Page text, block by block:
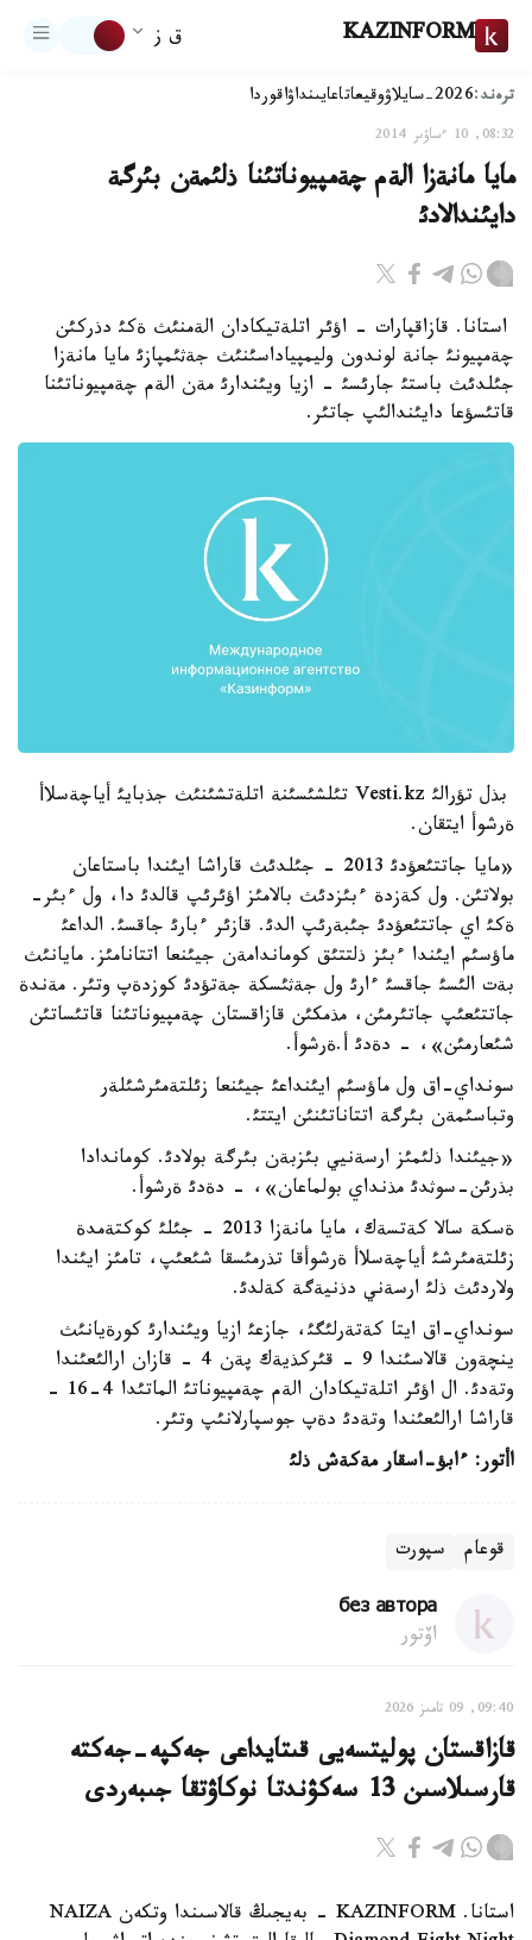
KAZINFORM ق ز
ترەند:2026-سايلاۋ وقيعاتاعايىنداۋاقوردا
08:32, 10 ءساۋىر 2014
مايا مانةزا الةم چةمپيوناتئنا ذلئمةن بئرگة
دايئندالادئ
استانا. قازاقپارات - اؤئر اتلةتيكادان الةمنئث ةكئ دذركئن
چةمپيونئ جانة لوندون وليمپياداسئنئث جةثئمپازئ مايا مانةزا
جئلدئث باستئ جارئسئ - ازيا ويئندارئ مةن الةم چةمپيوناتئنا
قاتئسؤعا دايئندالئپ جاتئر.
بذل تؤرالئ Vesti.kz تئلشئسئنة اتلةتشئنئث جذبايئ أياچةسلاأ
ةرشوأ ايتقان.
«مايا جاتتئعؤدئ 2013 - جئلدئث قاراشا ايئندا باستاعان
بولاتئن. ول كةزدة ءبئزدئث بالامئز اؤئرئپ قالدئ دا، ول ءبئر-
ةكئ اي جاتتئعؤدئ جئبةرئپ الدئ. قازئر ءبارئ جاقسئ. الداعئ
ماؤسئم ايئندا ءبئز ذلتتئق كوماندامةن جيئنعا اتتانامئز. مايانئث
بةت الئسئ جاقسئ ءارئ ول جةثئسكة جةتؤدئ كوزدةپ وتئر. مةندة
جاتتئعئپ جاتئرمئن، مذمكئن قازاقستان چةمپيوناتئنا قاتئساتئن
شئعارمئن»، - دةدئ أ.ةرشوأ.
سونداي-اق ول ماؤسئم ايئنداعئ جيئنعا زئلتةمئرشئلةر
وتباسئمةن بئرگة اتتاناتئنئن ايتتئ.
«جيئندا ذلئمئز ارسةنيي بئزبةن بئرگة بولادئ. كوماندادا
بذرئن-سوثدئ مذنداي بولماعان»، - دةدئ ةرشوأ.
ةسكة سالا كةتسةك، مايا مانةزا 2013 - جئلئ كوكتةمدة
زئلتةمئرشئ أياچةسلاأ ةرشوأقا تذرمئسقا شئعئپ، تامئز ايئندا
ولاردئث ذلئ ارسةني دذنيةگة كةلدئ.
سونداي-اق ايتا كةتةرلئگئ، جازعئ ازيا ويئندارئ كورةيانئث
ينچةون قالاسئندا 9 - قئركذيةك پةن 4 - قازان ارالئعئندا
وتةدئ. ال اؤئر اتلةتيكادان الةم چةمپيوناتئ الماتئدا 4-16 -
قاراشا ارالئعئندا وتةدئ دةپ جوسپارلانئپ وتئر.
اأتور: ءابؤ-اسقار مةكةش ذلئ
قوعام سپورت
без автора
اۆتور
09:40, 09 تامىز 2026
قازاقستان پوليتسەيى قىتايداعى جەكپە-جەكتە
قارسىلاسىن 13 سەكۋندتا نوكاۋتقا جىبەردى
استانا. KAZINFORM - بەيجىڭ قالاسىندا وتكەن NAIZA